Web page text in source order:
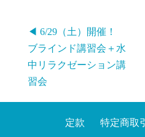
◀ 6/29（土）開催！
ブラインド講習会＋水
中リラクゼーション講
習会
定款 特定商取引